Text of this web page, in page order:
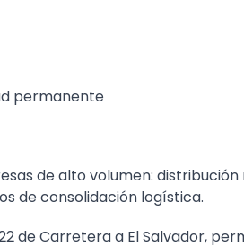
permanente
de alto volumen:
de consolidación logística.
de Carretera a El Salvador,